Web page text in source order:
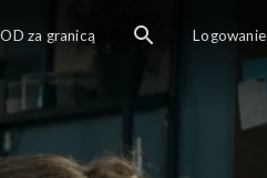
za granicą Logowanie